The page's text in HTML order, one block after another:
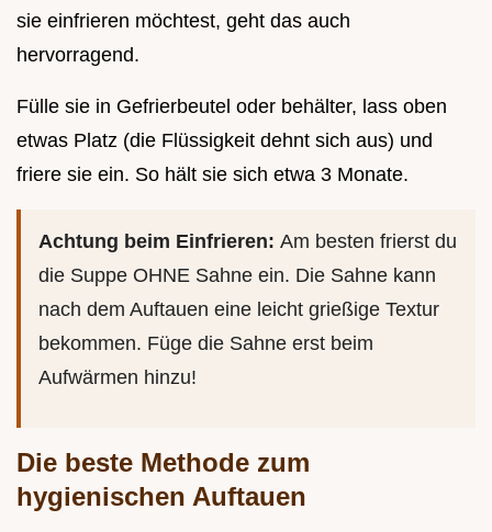
sie einfrieren möchtest, geht das auch
hervorragend.
Fülle sie in Gefrierbeutel oder behälter, lass oben
etwas Platz (die Flüssigkeit dehnt sich aus) und
friere sie ein. So hält sie sich etwa 3 Monate.
Achtung beim Einfrieren: Am besten frierst du
die Suppe OHNE Sahne ein. Die Sahne kann
nach dem Auftauen eine leicht grießige Textur
bekommen. Füge die Sahne erst beim
Aufwärmen hinzu!
Die beste Methode zum
hygienischen Auftauen